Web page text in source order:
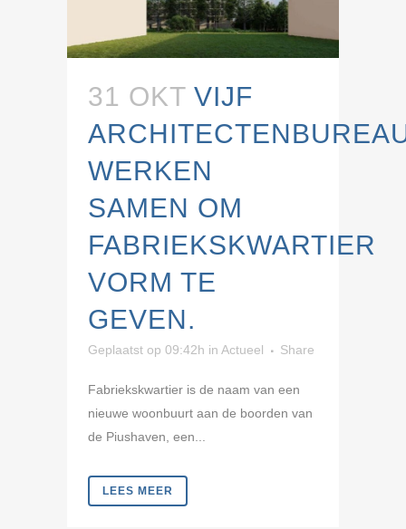
31 OKT VIJF
WERKEN
SAMEN OM
FABRIEKSKWARTIER
VORM TE
GEVEN.
Geplaatst op 09:42h in Actueel Share
Fabriekskwartier is de naam van een
nieuwe woonbuurt aan de boorden van
de Piushaven, een...
LEES MEER